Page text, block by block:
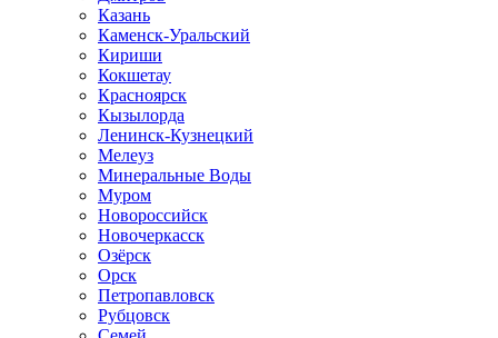
Казань
Каменск-Уральский
Кириши
Кокшетау
Красноярск
Кызылорда
Ленинск-Кузнецкий
Мелеуз
Минеральные Воды
Муром
Новороссийск
Новочеркасск
Озёрск
Орск
Петропавловск
Рубцовск